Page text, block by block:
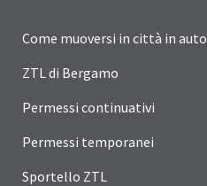
Come muoversi in città in auto
ZTL di Bergamo
Permessi continuativi
Permessi temporanei
Sportello ZTL